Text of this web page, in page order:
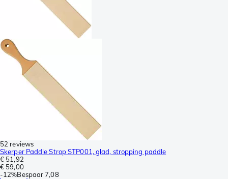
52 reviews
Skerper Paddle Strop STP001, glad, stropping paddle
€ 51,92
€ 59,00
-12%Bespaar 7,08